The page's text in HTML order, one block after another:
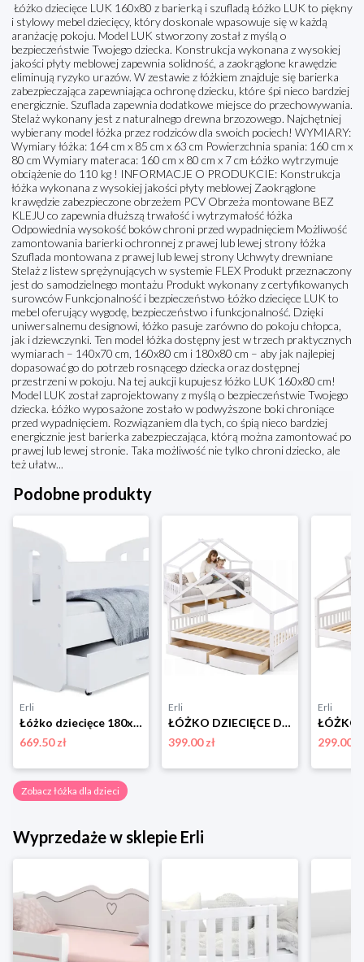
Łóżko dziecięce LUK 160x80 z barierką i szufladą Łóżko LUK to piękny
i stylowy mebel dziecięcy, który doskonale wpasowuje się w każdą
aranżację pokoju. Model LUK stworzony został z myślą o
bezpieczeństwie Twojego dziecka. Konstrukcja wykonana z wysokiej
jakości płyty meblowej zapewnia solidność, a zaokrąglone krawędzie
eliminują ryzyko urazów. W zestawie z łóżkiem znajduje się barierka
zabezpieczająca zapewniająca ochronę dziecku, które śpi nieco bardziej
energicznie. Szuflada zapewnia dodatkowe miejsce do przechowywania.
Stelaż wykonany jest z naturalnego drewna brzozowego. Najchętniej
wybierany model łóżka przez rodziców dla swoich pociech! WYMIARY:
Wymiary łóżka: 164 cm x 85 cm x 63 cm Powierzchnia spania: 160 cm x
80 cm Wymiary materaca: 160 cm x 80 cm x 7 cm Łóżko wytrzymuje
obciążenie do 110 kg ! INFORMACJE O PRODUKCIE: Konstrukcja
łóżka wykonana z wysokiej jakości płyty meblowej Zaokrąglone
krawędzie zabezpieczone obrzeżem PCV Obrzeża montowane BEZ
KLEJU co zapewnia dłuższą trwałość i wytrzymałość łóżka
Odpowiednia wysokość boków chroni przed wypadnięciem Możliwość
zamontowania barierki ochronnej z prawej lub lewej strony łóżka
Szuflada montowana z prawej lub lewej strony Uchwyty drewniane
Stelaż z listew sprężynujących w systemie FLEX Produkt przeznaczony
jest do samodzielnego montażu Produkt wykonany z certyfikowanych
surowców Funkcjonalność i bezpieczeństwo Łóżko dziecięce LUK to
mebel oferujący wygodę, bezpieczeństwo i funkcjonalność. Dzięki
uniwersalnemu designowi, łóżko pasuje zarówno do pokoju chłopca,
jak i dziewczynki. Ten model łóżka dostępny jest w trzech praktycznych
wymiarach – 140x70 cm, 160x80 cm i 180x80 cm – aby jak najlepiej
dopasować go do potrzeb rosnącego dziecka oraz dostępnej
przestrzeni w pokoju. Na tej aukcji kupujesz łóżko LUK 160x80 cm!
Model LUK został zaprojektowany z myślą o bezpieczeństwie Twojego
dziecka. Łóżko wyposażone zostało w podwyższone boki chroniące
przed wypadnięciem. Rozwiązaniem dla tych, co śpią nieco bardziej
energicznie jest barierka zabezpieczająca, którą można zamontować po
prawej lub lewej stronie. Taka możliwość nie tylko chroni dziecko, ale
też ułatw...
Podobne produkty
Erli
Łóżko dziecięce 180x90 białe + materac HAPPY
669.50 zł
Erli
ŁÓŻKO DZIECIĘCE DREWNIANE 200x90 HELIA DOMEK 90x200 + STELAŻ + SZUFLADY
399.00 zł
Erli
299.00 zł
Zobacz łóżka dla dzieci
Wyprzedaże w sklepie Erli